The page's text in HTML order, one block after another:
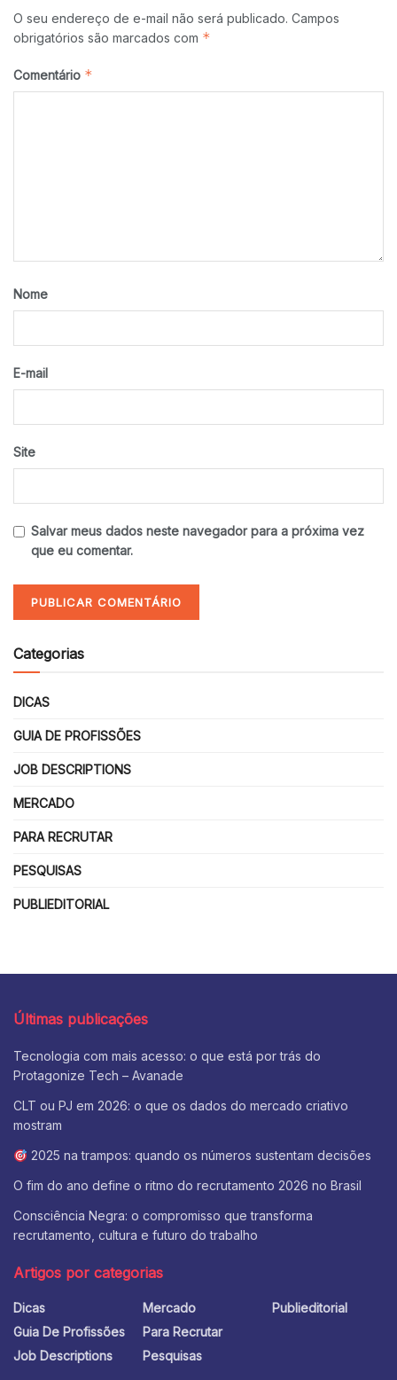
O seu endereço de e-mail não será publicado. Campos
obrigatórios são marcados com *
Comentário *
Nome
E-mail
Site
Salvar meus dados neste navegador para a próxima vez
que eu comentar.
Categorias
DICAS
GUIA DE PROFISSÕES
JOB DESCRIPTIONS
MERCADO
PARA RECRUTAR
PESQUISAS
PUBLIEDITORIAL
Últimas publicações
Tecnologia com mais acesso: o que está por trás do
Protagonize Tech – Avanade
CLT ou PJ em 2026: o que os dados do mercado criativo
mostram
2025 na trampos: quando os números sustentam decisões
O fim do ano define o ritmo do recrutamento 2026 no Brasil
Consciência Negra: o compromisso que transforma
recrutamento, cultura e futuro do trabalho
Artigos por categorias
Dicas
Guia De Profissões
Job Descriptions
Mercado
Para Recrutar
Pesquisas
Publieditorial